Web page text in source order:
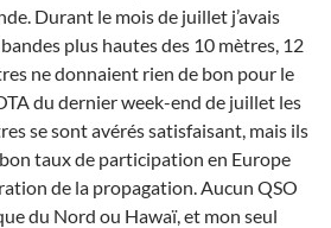
Durant le mois de juillet j’avais
plus hautes des 10 mètres, 12
ne donnaient rien de bon pour le
du dernier week-end de juillet les
se sont avérés satisfaisant, mais ils
taux de participation en Europe
de la propagation. Aucun QSO
du Nord ou Hawaï, et mon seul